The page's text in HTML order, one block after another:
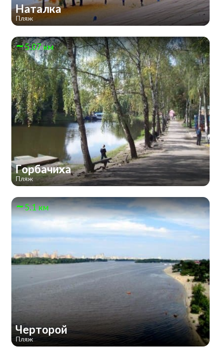
Наталка
Пляж
5.07 км
Горбачиха
Пляж
5.1 км
Черторой
Пляж